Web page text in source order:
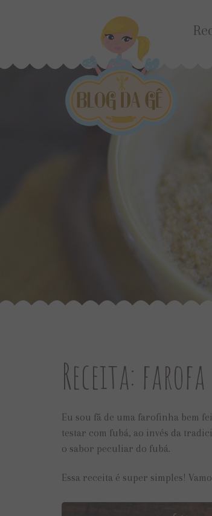
Receita:
Eu sou fã de uma farofinha bem
testar com fubá, ao invés da
o sabor peculiar do fubá.
Essa receita é super simples!